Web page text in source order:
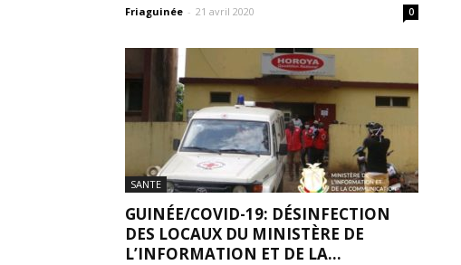
Friaguinée - 21 avril 2020 0
SANTE
GUINÉE/COVID-19: DÉSINFECTION
DES LOCAUX DU MINISTÈRE DE
L’INFORMATION ET DE LA...